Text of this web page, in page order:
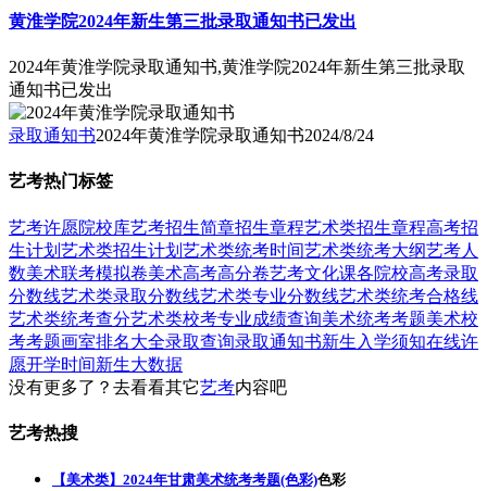
黄淮学院2024年新生第三批录取通知书已发出
2024年黄淮学院录取通知书,黄淮学院2024年新生第三批录取
通知书已发出
录取通知书2024年黄淮学院录取通知书2024/8/24
艺考热门标签
艺考许愿院校库艺考招生简章招生章程艺术类招生章程高考招
生计划 艺术类招生计划 艺术类统考时间艺术类统考大纲艺考人
数美术联考模拟卷美术高考高分卷艺考文化课各院校高考录取
分数线艺术类录取分数线艺术类专业分数线艺术类统考合格线
艺术类统考查分艺术类校考专业成绩查询美术统考考题美术校
考考题画室排名大全录取查询录取通知书新生入学须知在线许
愿开学时间新生大数据
没有更多了？去看看其它艺考内容吧
艺考热搜
【美术类】2024年甘肃美术统考考题(色彩)色彩